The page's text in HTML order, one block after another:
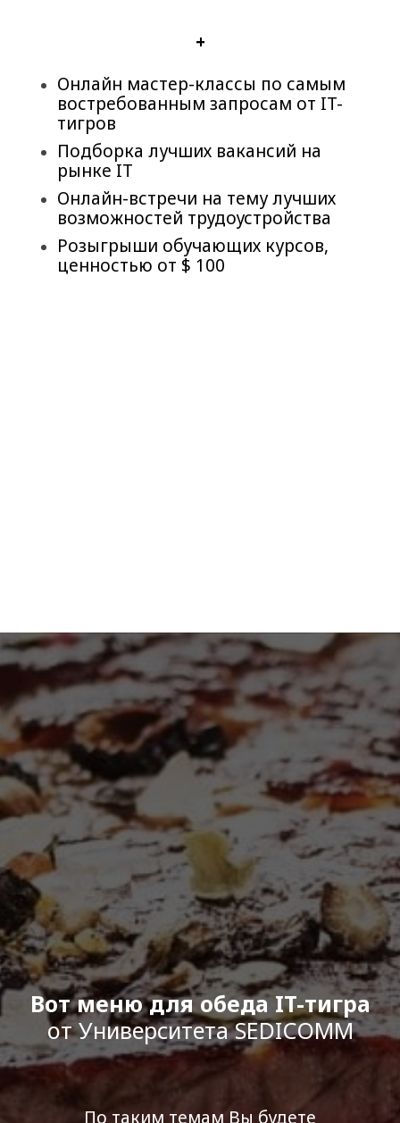
+
Онлайн мастер-классы по самым
востребованным запросам от IT-
тигров
Подборка лучших вакансий на
рынке IT
Онлайн-встречи на тему лучших
возможностей трудоустройства
Розыгрыши обучающих курсов,
ценностью от $ 100
Вот меню для обеда IT-тигра
от Университета SEDICOMM
По таким темам Вы будете